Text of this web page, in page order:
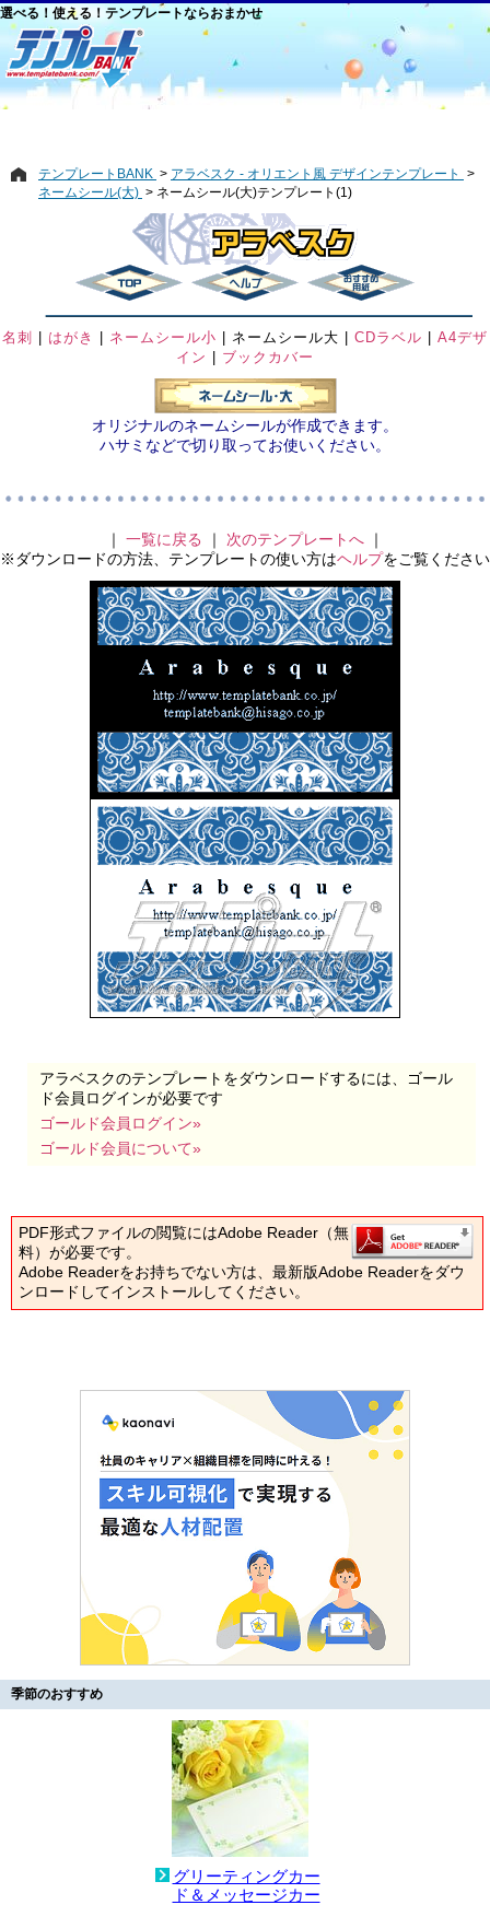
選べる！使える！テンプレートならおまかせ
テンプレートBANK
アラベスク - オリエント風 デザインテンプレート
ネームシール(大)
ネームシール(大)テンプレート(1)
名刺 はがき ネームシール小 ネームシール大 CDラベル
A4デザ
イン
ブックカバー
オリジナルのネームシールが作成できます。
ハサミなどで切り取ってお使いください。
｜ 一覧に戻る ｜ 次のテンプレートへ ｜
※ダウンロードの方法、テンプレートの使い方はヘルプをご覧ください
アラベスクのテンプレートをダウンロードするには、ゴール
ド会員ログインが必要です
ゴールド会員ログイン»
ゴールド会員について»
PDF形式ファイルの閲覧にはAdobe Reader（無
料）が必要です。
Adobe Readerをお持ちでない方は、最新版Adobe Readerをダウ
ンロードしてインストールしてください。
季節のおすすめ
グリーティングカー
ド＆メッセージカー